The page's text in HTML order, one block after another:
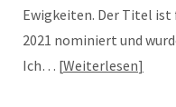
Ewigkeiten. Der Titel ist
2021 nominiert und
Ich… Weiterlesen